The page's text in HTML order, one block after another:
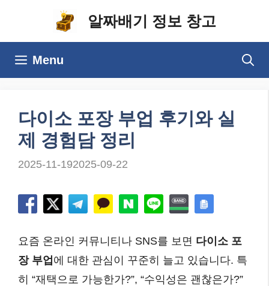
알짜배기 정보 창고
Menu
다이소 포장 부업 후기와 실
제 경험담 정리
2025-11-192025-09-22
요즘 온라인 커뮤니티나 SNS를 보면 다이소 포
장 부업 에 대한 관심이 꾸준히 늘고 있습니다. 특
히 “재택으로 가능한가?”, “수익성은 괜찮은가?”